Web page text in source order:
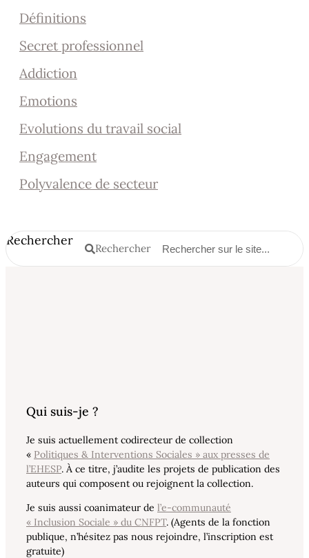
Définitions
Secret professionnel
Addiction
Emotions
Evolutions du travail social
Engagement
Polyvalence de secteur
Rechercher
Rechercher
Qui suis-je ?
Je suis actuellement codirecteur de collection
« Politiques & Interventions Sociales » aux presses de
l’EHESP. À ce titre, j’audite les projets de publication des
auteurs qui composent ou rejoignent la collection.
Je suis aussi coanimateur de l’e-communauté
« Inclusion Sociale » du CNFPT. (Agents de la fonction
publique, n’hésitez pas nous rejoindre, l’inscription est
gratuite)